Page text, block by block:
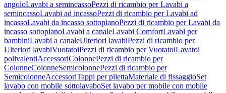
angoloLavabi a semincassoPezzi di ricambio per Lavabi a
semincassoLavabi ad incassoPezzi di ricambio per Lavabi ad
incassoLavabi da incasso sottopianoPezzi di ricambio per Lavabi da
incasso sottopianoLavabi a canaleLavabi ComfortLavabi per
bambiniLavabi a canaleUlteriori lavabiPezzi di ricambio per
Ulteriori lavabiVuotatoiPezzi di ricambio per VuotatoiLavatoi
polivalentiAccessoriColonnePezzi di ricambio per
ColonneColonneSemicolonnePezzi di ricambio per
SemicolonneAccessoriTappi per pilettaMateriale di fissaggioSet
lavabo con mobile sottolavaboSet lavabo per mobile con mobile